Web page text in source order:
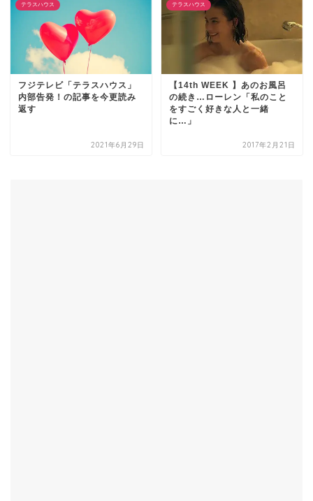
テラスハウス
フジテレビ「テラスハウス」
内部告発！の記事を今更読み
返す
2021年6月29日
テラスハウス
【14th WEEK 】あのお風呂
の続き…ローレン「私のこと
をすごく好きな人と一緒
に…」
2017年2月21日